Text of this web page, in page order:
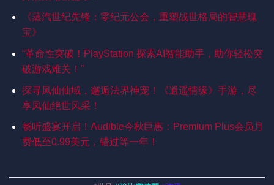
《蒸汽世纪先锋：零纪元公会，重塑战世格局的智慧瑰
宝》
“革命性突破！PlayStation 探索AI智能助手，助你轻松突
破游戏难关！”
探寻凤仙仙域，邂逅法界神宠！《逍遥情缘》手游，尽
享凤仙绝世风采！
畅听盛宴开启！Audible今秋巨惠：Premium Plus会员月
费低至0.99美元，错过等一年！